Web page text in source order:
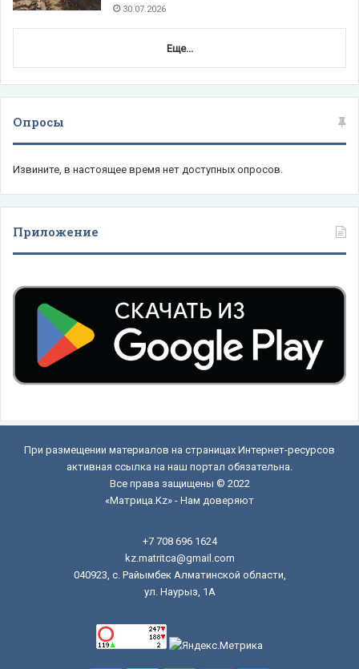
30.07.2026
Еще...
Опросы
Извините, в настоящее время нет доступных опросов.
Приложение
При размещении материалов на страницах Интернет-ресурсов
активная ссылка на наш портал обязательна.
Все права защищены © 2022
«Матрица.Kz» - Нам доверяют
+7 708 696 1624
kz.matritca@gmail.com
040923, с. Райымбек Алматинской области,
ул. Наурыз, 1А